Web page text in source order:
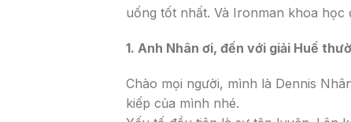
uống tốt nhất. Và Ironman khoa
1. Anh Nhân ơi, đến với giải Huế
Chào mọi người, mình là Dennis
kiếp của mình nhé.